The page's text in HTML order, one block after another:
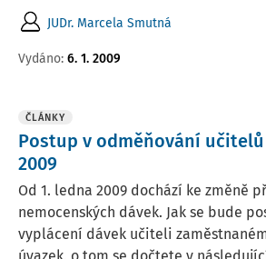
JUDr. Marcela Smutná
Vydáno: 6. 1. 2009
ČLÁNKY
Postup v odměňování učitelů
2009
Od 1. ledna 2009 dochází ke změně
nemocenských dávek. Jak se bude
vyplácení dávek učiteli